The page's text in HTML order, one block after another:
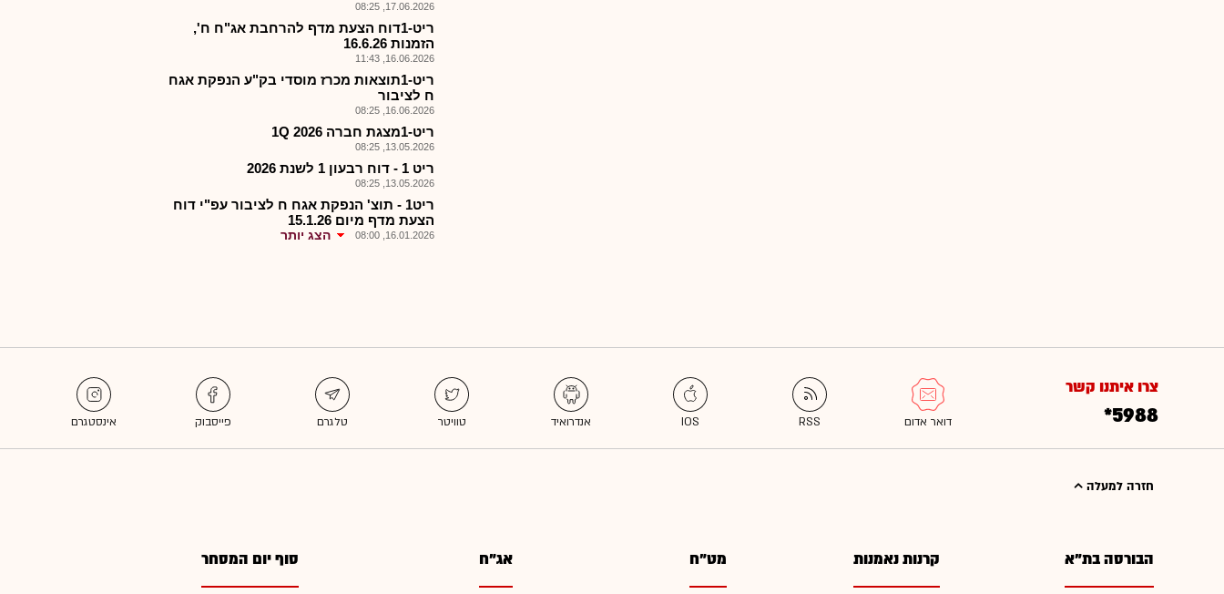
17.06.2026, 08:25
ריט-1דוח הצעת מדף להרחבת אג"ח ח',
הזמנות 16.6.26
16.06.2026, 11:43
ריט-1תוצאות מכרז מוסדי בק"ע הנפקת אגח
ח לציבור
16.06.2026, 08:25
ריט-1מצגת חברה 2026 1Q
13.05.2026, 08:25
ריט 1 - דוח רבעון 1 לשנת 2026
13.05.2026, 08:25
ריט1 - תוצ' הנפקת אגח ח לציבור עפ"י דוח
הצעת מדף מיום 15.1.26
16.01.2026, 08:00 הצג יותר
צרו איתנו קשר
*5988
חזרה למעלה
הבורסה בת"א קרנות נאמנות מט"ח אג"ח סוף יום המסחר